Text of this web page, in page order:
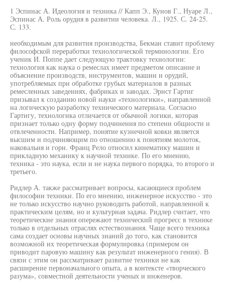
1 Эспинас А. Идеология и техника // Капп Э., Кунов Г., Нуаре Л.,
Эспинас А. Роль орудия в развитии человека. Л., 1925. С. 24-25.
С. 133.
необходимым для развития производства, Бекман ставит проблему
философской переработки технологической терминологии. Его
ученик И. Поппе дает следующую трактовку технологии:
технология как наука о ремеслах имеет предметом описание и
объяснение производств, инструментов, машин и орудий,
употребляемых при обработке грубых материалов в разных
ремесленных заведениях, фабриках и заводах. Эрнст Гартиг
призывал к созданию новой науки «технологики», направленной
на логическую разработку технического материала. Согласно
Гартигу, технологика отличается от обычной логики, которая
признает только одну форму подчинения по степени общности и
отвлеченности. Например, понятие кузнечной ковки является
высшим и подчиняющим по отношению к понятиям молоток,
наковальня и горн. Франц Рело относил кинематику машин и
прикладную механику к научной технике. По его мнению,
техника - это наука, если и не наука первого порядка, то второго и
третьего.
Ридлер А. также рассматривает вопросы, касающиеся проблем
философии техники. По его мнению, инженерное искусство - это
не только искусство научно руководить работой, направленной к
практическим целям, но и культурная задача. Ридлер считает, что
теоретические знания опережают технический прогресс в технике
только в отдельных отраслях естествознания. Чаще всего техника
сама создает основы научных знаний до того, как становится
возможной их теоретическая формулировка (примером он
приводит паровую машину как результат инженерного гения). В
связи с этим он рассматривает развитие техники не как
расширение первоначального опыта, а в контексте «творческого
разума», совместной деятельности ученых и инженеров.